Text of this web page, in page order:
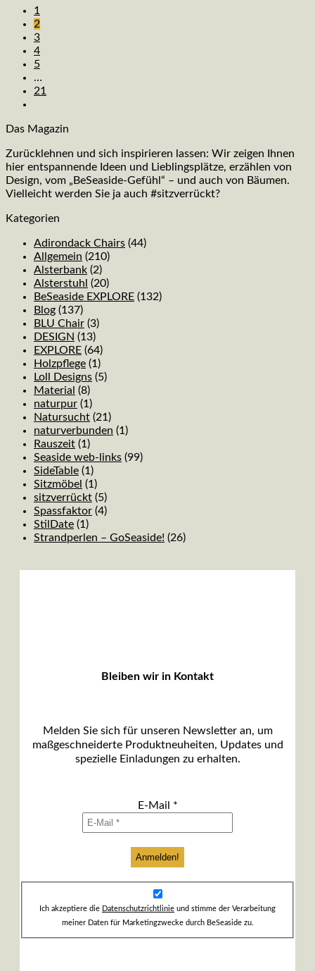
1
2
3
4
5
…
21
Das Magazin
Zurücklehnen und sich inspirieren lassen: Wir zeigen Ihnen
hier entspannende Ideen und Lieblingsplätze, erzählen von
Design, vom „BeSeaside-Gefühl“ – und auch von Bäumen.
Vielleicht werden Sie ja auch #sitzverrückt?
Kategorien
Adirondack Chairs (44)
Allgemein (210)
Alsterbank (2)
Alsterstuhl (20)
BeSeaside EXPLORE (132)
Blog (137)
BLU Chair (3)
DESIGN (13)
EXPLORE (64)
Holzpflege (1)
Loll Designs (5)
Material (8)
naturpur (1)
Natursucht (21)
naturverbunden (1)
Rauszeit (1)
Seaside web-links (99)
SideTable (1)
Sitzmöbel (1)
sitzverrückt (5)
Spassfaktor (4)
StilDate (1)
Strandperlen – GoSeaside! (26)
Bleiben wir in Kontakt
Melden Sie sich für unseren Newsletter an, um
maßgeschneiderte Produktneuheiten, Updates und
spezielle Einladungen zu erhalten.
E-Mail *
Ich akzeptiere die Datenschutzrichtlinie und stimme der Verarbeitung
meiner Daten für Marketingzwecke durch BeSeaside zu.